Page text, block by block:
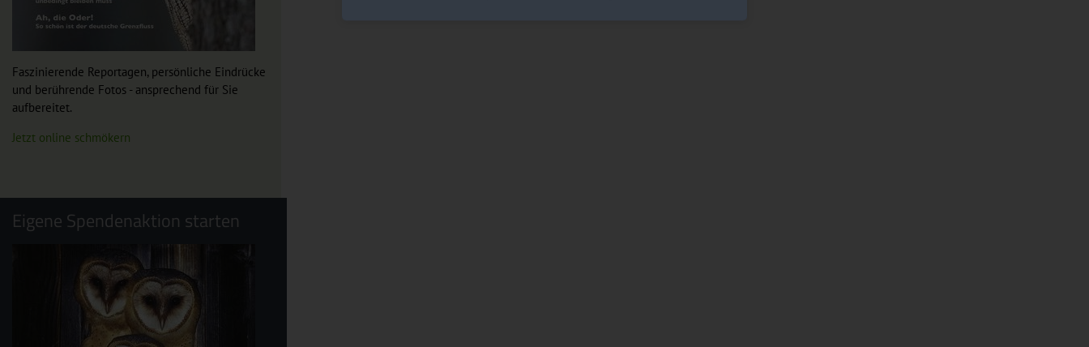
Faszinierende Reportagen, persönliche Eindrücke
und berührende Fotos - ansprechend für Sie
aufbereitet.
Jetzt online schmökern
Eigene Spendenaktion starten